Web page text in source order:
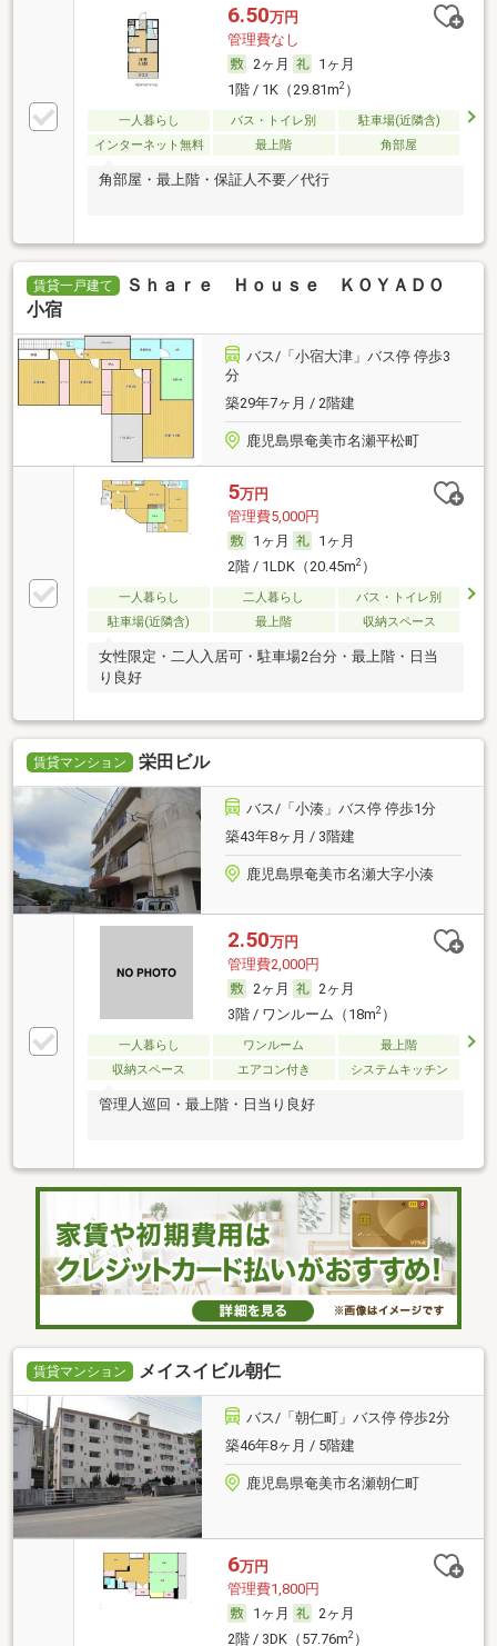
6.50万円
管理費なし
2ヶ月
1ヶ月
1階 / 1K（29.81m2）
一人暮らし バス・トイレ別
駐車場(近隣含)
インターネット無料
最上階 角部屋
角部屋・最上階・保証人不要／代行
賃貸一戸建て
Ｓｈａｒｅ Ｈｏｕｓｅ ＫＯＹＡＤＯ
小宿
バス/「小宿大津」バス停 停歩3
分
築29年7ヶ月 / 2階建
鹿児島県奄美市名瀬平松町
5万円
管理費5,000円
1ヶ月
1ヶ月
2階 / 1LDK（20.45m2）
一人暮らし 二人暮らし
バス・トイレ別
駐車場(近隣含)
最上階 収納スペース
女性限定・二人入居可・駐車場2台分・最上階・日当
り良好
賃貸マンション 栄田ビル
バス/「小湊」バス停 停歩1分
築43年8ヶ月 / 3階建
鹿児島県奄美市名瀬大字小湊
2.50万円
管理費2,000円
2ヶ月
2ヶ月
3階 / ワンルーム（18m2）
一人暮らし ワンルーム
最上階
収納スペース
エアコン付き システムキッチン
管理人巡回・最上階・日当り良好
賃貸マンション メイスイビル朝仁
バス/「朝仁町」バス停 停歩2分
築46年8ヶ月 / 5階建
鹿児島県奄美市名瀬朝仁町
6万円
管理費1,800円
1ヶ月
2ヶ月
2階 / 3DK（57.76m2）